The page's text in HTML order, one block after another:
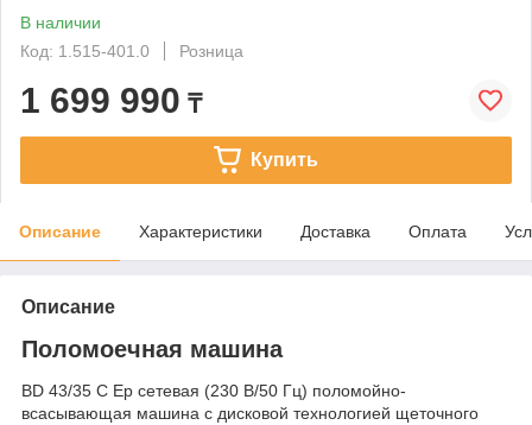
В наличии
Код: 1.515-401.0
Розница
1 699 990 ₸
Купить
Описание Характеристики Доставка Оплата
Описание
Поломоечная машина
BD 43/35 C Ep сетевая (230 В/50 Гц) поломойно-
всасывающая машина с дисковой технологией щеточного